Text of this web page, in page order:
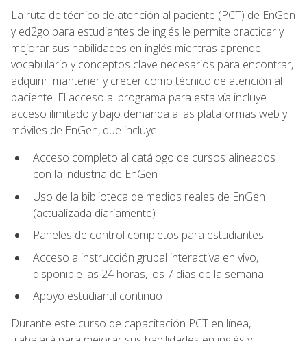
La ruta de técnico de atención al paciente (PCT) de EnGen
y ed2go para estudiantes de inglés le permite practicar y
mejorar sus habilidades en inglés mientras aprende
vocabulario y conceptos clave necesarios para encontrar,
adquirir, mantener y crecer como técnico de atención al
paciente. El acceso al programa para esta vía incluye
acceso ilimitado y bajo demanda a las plataformas web y
móviles de EnGen, que incluye:
Acceso completo al catálogo de cursos alineados
con la industria de EnGen
Uso de la biblioteca de medios reales de EnGen
(actualizada diariamente)
Paneles de control completos para estudiantes
Acceso a instrucción grupal interactiva en vivo,
disponible las 24 horas, los 7 días de la semana
Apoyo estudiantil continuo
Durante este curso de capacitación PCT en línea,